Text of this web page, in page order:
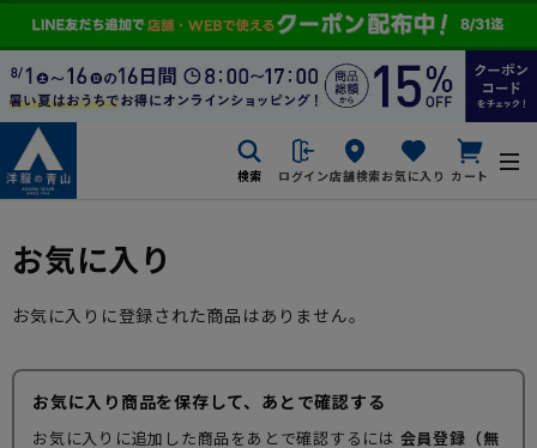
検索 ログイン店舗検索お気に入り カート
お気に入り
お気に入りに登録された商品はありません。
お気に入り商品を保存して、あとで確認する
お気に入りに追加した商品をあとで確認するには 会員登録（無